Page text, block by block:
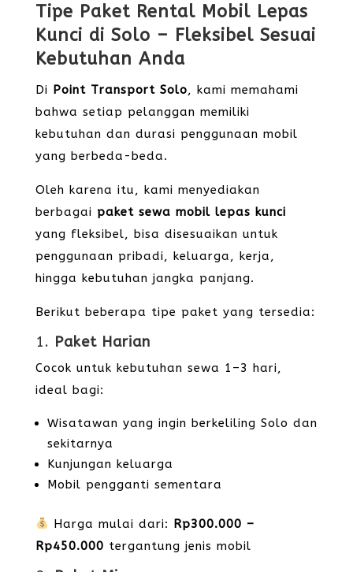
Tipe Paket Rental Mobil Lepas
Kunci di Solo – Fleksibel Sesuai
Kebutuhan Anda
Di Point Transport Solo, kami memahami
bahwa setiap pelanggan memiliki
kebutuhan dan durasi penggunaan mobil
yang berbeda-beda.
Oleh karena itu, kami menyediakan
berbagai paket sewa mobil lepas kunci
yang fleksibel, bisa disesuaikan untuk
penggunaan pribadi, keluarga, kerja,
hingga kebutuhan jangka panjang.
Berikut beberapa tipe paket yang tersedia:
1. Paket Harian
Cocok untuk kebutuhan sewa 1–3 hari,
ideal bagi:
Wisatawan yang ingin berkeliling Solo dan
sekitarnya
Kunjungan keluarga
Mobil pengganti sementara
Harga mulai dari: Rp300.000 –
Rp450.000 tergantung jenis mobil